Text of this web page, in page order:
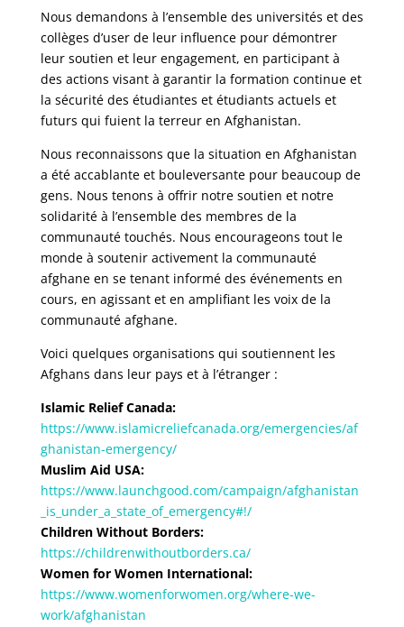
Nous demandons à l’ensemble des universités et des
collèges d’user de leur influence pour démontrer
leur soutien et leur engagement, en participant à
des actions visant à garantir la formation continue et
la sécurité des étudiantes et étudiants actuels et
futurs qui fuient la terreur en Afghanistan.
Nous reconnaissons que la situation en Afghanistan
a été accablante et bouleversante pour beaucoup de
gens. Nous tenons à offrir notre soutien et notre
solidarité à l’ensemble des membres de la
communauté touchés. Nous encourageons tout le
monde à soutenir activement la communauté
afghane en se tenant informé des événements en
cours, en agissant et en amplifiant les voix de la
communauté afghane.
Voici quelques organisations qui soutiennent les
Afghans dans leur pays et à l’étranger :
Islamic Relief Canada:
https://www.islamicreliefcanada.org/emergencies/af
ghanistan-emergency/
Muslim Aid USA:
https://www.launchgood.com/campaign/afghanistan
_is_under_a_state_of_emergency#!/
Children Without Borders:
https://childrenwithoutborders.ca/
Women for Women International:
https://www.womenforwomen.org/where-we-
work/afghanistan